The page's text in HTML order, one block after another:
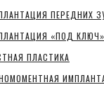
ПЕРЕДНИХ
«ПОД КЛЮЧ»
ПЛАСТИКА